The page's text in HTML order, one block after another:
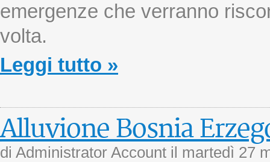
emergenze che verranno
volta.
Leggi tutto »
Alluvione Bosnia
di Administrator Account il martedì 27